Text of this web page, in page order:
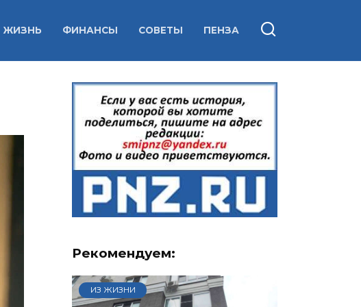
ЖИЗНЬ ФИНАНСЫ СОВЕТЫ ПЕНЗА
Рекомендуем:
ИЗ ЖИЗНИ